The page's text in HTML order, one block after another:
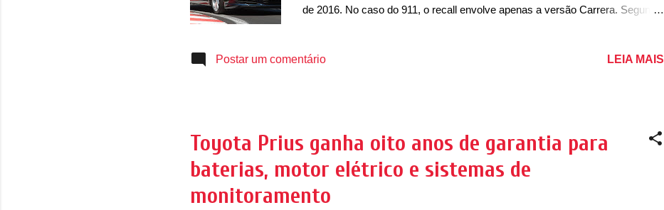
de 2016. No caso do 911, o recall envolve apenas a versão Carrera. Segundo
parafuso." . Segundo comunicado emitido pela marca, os proprietários serão
informou o final dos chassis das unidades avariadas.
Postar um comentário LEIA MAIS
Toyota Prius ganha oito anos de garantia para
baterias, motor elétrico e sistemas de
monitoramento